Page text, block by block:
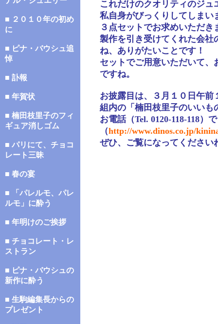
■ ２０１０年の初め
に
■ ピナ・バウシュ追
悼
■ 訃報
■ 年賀状
■ 楠田枝里子のフィ
ギュア消しゴム
■ パリにて、チョコ
レート三昧
■ 春の宴
■ 「パレルモ、パレ
ルモ」に酔う
■ 年明けのご挨拶
■ チョコレート・レ
ストラン
■ ピナ・バウシュの
新作に酔う
■ 生駒編集長からの
プレゼント
これだけのクオリティのジ
私自身がびっくりしてしまい
３点セットでお求めいただ
製作を引き受けてくれた会社
ね、ありがたいことです！
セットでご用意いただいて
ですね。
お披露目は、３月１０日午
組内の「楠田枝里子のいいも
お電話（Tel. 0120-118-118）
（http://www.dinos.co.jp/
ぜひ、ご覧になってください